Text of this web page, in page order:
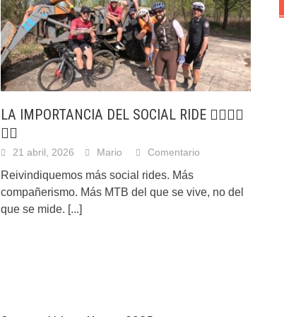
LA IMPORTANCIA DEL SOCIAL RIDE 🚵‍♂️🚵‍♂️
🚵‍♂️
21 abril, 2026 Mario Comentario
Reivindiquemos más social rides. Más
compañerismo. Más MTB del que se vive, no del
que se mide. [...]